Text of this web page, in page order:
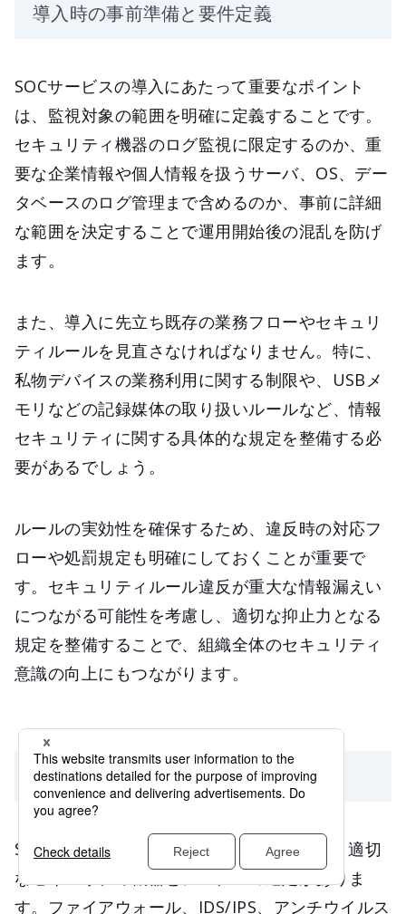
導入時の事前準備と要件定義
SOCサービスの導入にあたって重要なポイント
は、監視対象の範囲を明確に定義することです。
セキュリティ機器のログ監視に限定するのか、重
要な企業情報や個人情報を扱うサーバ、OS、デー
タベースのログ管理まで含めるのか、事前に詳細
な範囲を決定することで運用開始後の混乱を防げ
ます。
また、導入に先立ち既存の業務フローやセキュリ
ティルールを見直さなければなりません。特に、
私物デバイスの業務利用に関する制限や、USBメ
モリなどの記録媒体の取り扱いルールなど、情報
セキュリティに関する具体的な規定を整備する必
要があるでしょう。
ルールの実効性を確保するため、違反時の対応フ
ローや処罰規定も明確にしておくことが重要で
す。セキュリティルール違反が重大な情報漏えい
につながる可能性を考慮し、適切な抑止力となる
規定を整備することで、組織全体のセキュリティ
意識の向上にもつながります。
ツールと技術の選定
SOCサービス導入の重要なポイントとして、適切
なセキュリティ機器とシステムの選定がありま
す。ファイアウォール、IDS/IPS、アンチウイルス